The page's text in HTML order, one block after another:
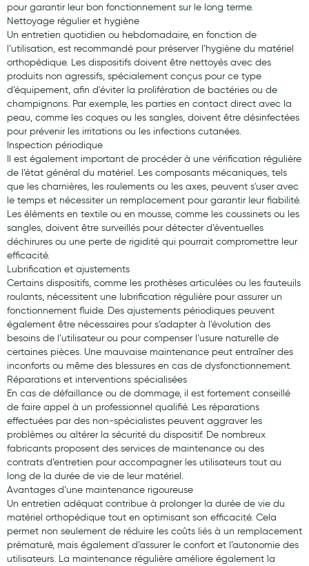
pour garantir leur bon fonctionnement sur le long terme.
Nettoyage régulier et hygiène
Un entretien quotidien ou hebdomadaire, en fonction de
l’utilisation, est recommandé pour préserver l’hygiène du matériel
orthopédique. Les dispositifs doivent être nettoyés avec des
produits non agressifs, spécialement conçus pour ce type
d’équipement, afin d'éviter la prolifération de bactéries ou de
champignons. Par exemple, les parties en contact direct avec la
peau, comme les coques ou les sangles, doivent être désinfectées
pour prévenir les irritations ou les infections cutanées.
Inspection périodique
Il est également important de procéder à une vérification régulière
de l’état général du matériel. Les composants mécaniques, tels
que les charnières, les roulements ou les axes, peuvent s'user avec
le temps et nécessiter un remplacement pour garantir leur fiabilité.
Les éléments en textile ou en mousse, comme les coussinets ou les
sangles, doivent être surveillés pour détecter d’éventuelles
déchirures ou une perte de rigidité qui pourrait compromettre leur
efficacité.
Lubrification et ajustements
Certains dispositifs, comme les prothèses articulées ou les fauteuils
roulants, nécessitent une lubrification régulière pour assurer un
fonctionnement fluide. Des ajustements périodiques peuvent
également être nécessaires pour s’adapter à l'évolution des
besoins de l’utilisateur ou pour compenser l’usure naturelle de
certaines pièces. Une mauvaise maintenance peut entraîner des
inconforts ou même des blessures en cas de dysfonctionnement.
Réparations et interventions spécialisées
En cas de défaillance ou de dommage, il est fortement conseillé
de faire appel à un professionnel qualifié. Les réparations
effectuées par des non-spécialistes peuvent aggraver les
problèmes ou altérer la sécurité du dispositif. De nombreux
fabricants proposent des services de maintenance ou des
contrats d’entretien pour accompagner les utilisateurs tout au
long de la durée de vie de leur matériel.
Avantages d’une maintenance rigoureuse
Un entretien adéquat contribue à prolonger la durée de vie du
matériel orthopédique tout en optimisant son efficacité. Cela
permet non seulement de réduire les coûts liés à un remplacement
prématuré, mais également d’assurer le confort et l’autonomie des
utilisateurs. La maintenance régulière améliore également la